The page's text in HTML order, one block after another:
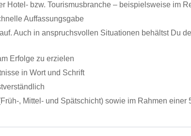
Hotel- bzw. Tourismusbranche – beispielsweise im
Auffassungsgabe
Auch in anspruchsvollen Situationen behältst Du
Erfolge zu erzielen
in Wort und Schrift
, Mittel- und Spätschicht) sowie im Rahmen einer